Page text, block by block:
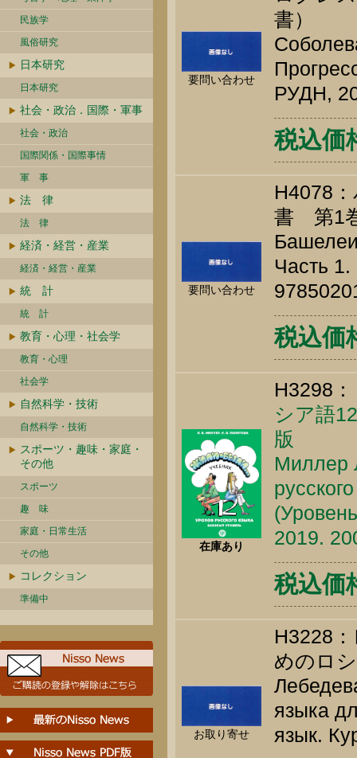
民族学
風俗研究
日本研究
日本研究
社会・政治．国際・軍事
社会・政治
国際関係・国際事情
軍 事
法 律
法 律
経済・経営・産業
経済・経営・産業
統 計
統 計
教育・心理・社会学
教育・心理
社会学
自然科学・技術
自然科学・技術
スポーツ・趣味・家庭・
その他
スポーツ
趣 味
家庭・日常生活
その他
コレクション
準備中
要問い合わせ
書）
РУДН,
税込価
要問い合わせ
H4078
書 第1
Часть
税込価
在庫あり
H3298：
シア語
版
Миллер
2019.
税込価
お取り寄せ
H3228
めのロ
языка
язык.